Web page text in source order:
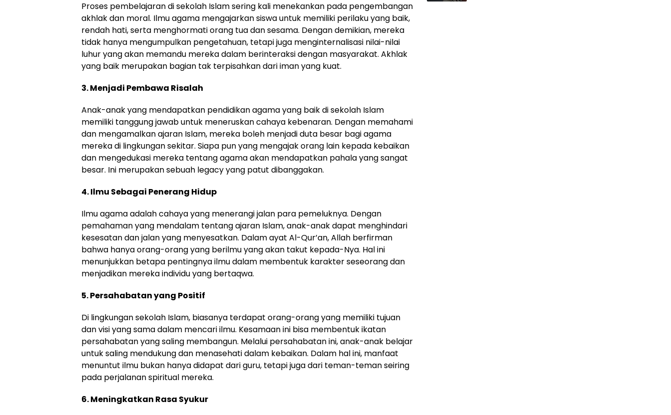
Proses pembelajaran di sekolah Islam sering kali menekankan pada pengembangan
akhlak dan moral. Ilmu agama mengajarkan siswa untuk memiliki perilaku yang baik,
rendah hati, serta menghormati orang tua dan sesama. Dengan demikian, mereka
tidak hanya mengumpulkan pengetahuan, tetapi juga menginternalisasi nilai-nilai
luhur yang akan memandu mereka dalam berinteraksi dengan masyarakat. Akhlak
yang baik merupakan bagian tak terpisahkan dari iman yang kuat.
3. Menjadi Pembawa Risalah
Anak-anak yang mendapatkan pendidikan agama yang baik di sekolah Islam
memiliki tanggung jawab untuk meneruskan cahaya kebenaran. Dengan memahami
dan mengamalkan ajaran Islam, mereka boleh menjadi duta besar bagi agama
mereka di lingkungan sekitar. Siapa pun yang mengajak orang lain kepada kebaikan
dan mengedukasi mereka tentang agama akan mendapatkan pahala yang sangat
besar. Ini merupakan sebuah legacy yang patut dibanggakan.
4. Ilmu Sebagai Penerang Hidup
Ilmu agama adalah cahaya yang menerangi jalan para pemeluknya. Dengan
pemahaman yang mendalam tentang ajaran Islam, anak-anak dapat menghindari
kesesatan dan jalan yang menyesatkan. Dalam ayat Al-Qur’an, Allah berfirman
bahwa hanya orang-orang yang berilmu yang akan takut kepada-Nya. Hal ini
menunjukkan betapa pentingnya ilmu dalam membentuk karakter seseorang dan
menjadikan mereka individu yang bertaqwa.
5. Persahabatan yang Positif
Di lingkungan sekolah Islam, biasanya terdapat orang-orang yang memiliki tujuan
dan visi yang sama dalam mencari ilmu. Kesamaan ini bisa membentuk ikatan
persahabatan yang saling membangun. Melalui persahabatan ini, anak-anak belajar
untuk saling mendukung dan menasehati dalam kebaikan. Dalam hal ini, manfaat
menuntut ilmu bukan hanya didapat dari guru, tetapi juga dari teman-teman seiring
pada perjalanan spiritual mereka.
6. Meningkatkan Rasa Syukur